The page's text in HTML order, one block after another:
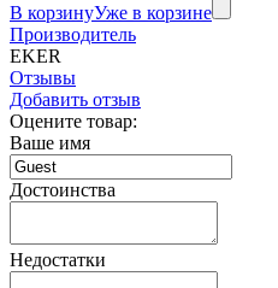
В корзинуУже в корзине
Производитель
EKER
Отзывы
Добавить отзыв
Оцените товар:
Ваше имя
Достоинства
Недостатки